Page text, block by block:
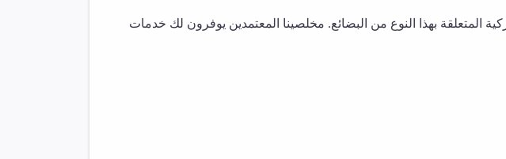
المتعلقة بهذا النوع من البضائع. مخلصينا المعتمدين يوفرون لك خدمات